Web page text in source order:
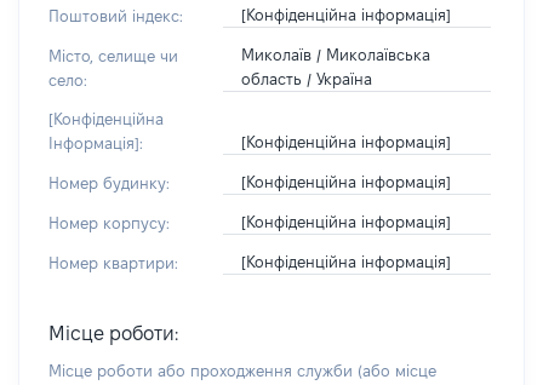
Поштовий індекс: [Конфіденційна інформація]
Місто, селище чи
село:
Миколаїв / Миколаївська
область / Україна
[Конфіденційна
Інформація]:
[Конфіденційна інформація]
Номер будинку: [Конфіденційна інформація]
Номер корпусу: [Конфіденційна інформація]
Номер квартири: [Конфіденційна інформація]
Місце роботи:
Місце роботи або проходження служби (або місце